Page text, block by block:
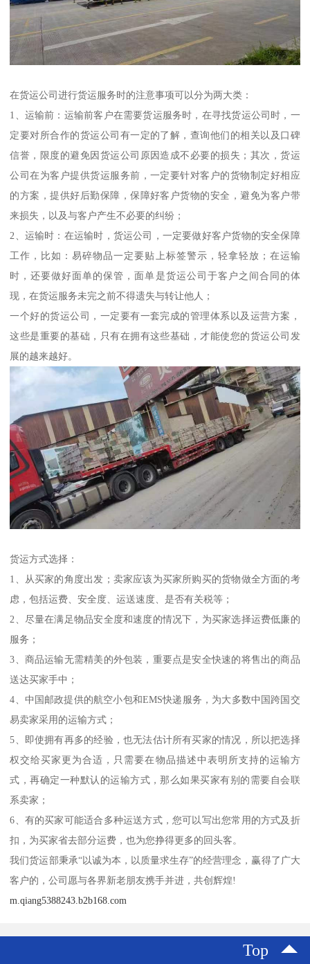
在货运公司进行货运服务时的注意事项可以分为两大类：
1、运输前：运输前客户在需要货运服务时，在寻找货运公司时，一
定要对所合作的货运公司有一定的了解，查询他们的相关以及口碑
信誉，限度的避免因货运公司原因造成不必要的损失；其次，货运
公司在为客户提供货运服务前，一定要针对客户的货物制定好相应
的方案，提供好后勤保障，保障好客户货物的安全，避免为客户带
来损失，以及与客户产生不必要的纠纷；
2、运输时：在运输时，货运公司，一定要做好客户货物的安全保障
工作，比如：易碎物品一定要贴上标签警示，轻拿轻放；在运输
时，还要做好面单的保管，面单是货运公司于客户之间合同的体
现，在货运服务未完之前不得遗失与转让他人；
一个好的货运公司，一定要有一套完成的管理体系以及运营方案，
这些是重要的基础，只有在拥有这些基础，才能使您的货运公司发
展的越来越好。
货运方式选择：
1、从买家的角度出发；卖家应该为买家所购买的货物做全方面的考
虑，包括运费、安全度、运送速度、是否有关税等；
2、尽量在满足物品安全度和速度的情况下，为买家选择运费低廉的
服务；
3、商品运输无需精美的外包装，重要点是安全快速的将售出的商品
送达买家手中；
4、中国邮政提供的航空小包和EMS快递服务，为大多数中国跨国交
易卖家采用的运输方式；
5、即使拥有再多的经验，也无法估计所有买家的情况，所以把选择
权交给买家更为合适，只需要在物品描述中表明所支持的运输方
式，再确定一种默认的运输方式，那么如果买家有别的需要自会联
系卖家；
6、有的买家可能适合多种运送方式，您可以写出您常用的方式及折
扣，为买家省去部分运费，也为您挣得更多的回头客。
我们货运部秉承“以诚为本，以质量求生存”的经营理念，赢得了广大
客户的，公司愿与各界新老朋友携手并进，共创辉煌!
m.qiang5388243.b2b168.com
Top